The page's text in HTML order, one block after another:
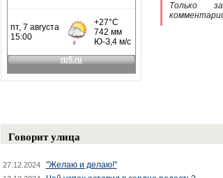
Только
Говорит улица
27.12.2024 "Желаю и делаю!"